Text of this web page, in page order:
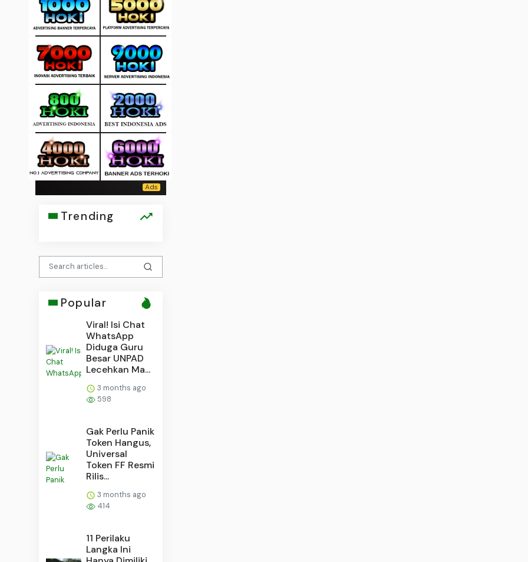
Trending
Popular
Viral! Isi Chat
WhatsApp
Diduga Guru
Besar UNPAD
Lecehkan Ma...
3 months ago
598
Gak Perlu Panik
Token Hangus,
Universal
Token FF Resmi
Rilis...
3 months ago
414
11 Perilaku
Langka Ini